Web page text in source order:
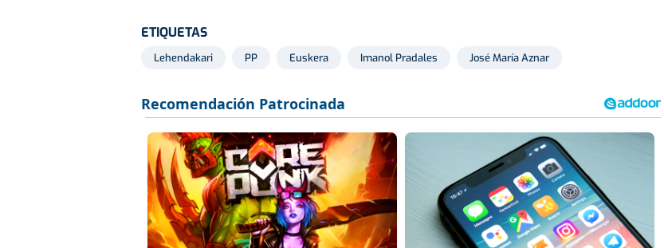
ETIQUETAS
Lehendakari PP Euskera Imanol Pradales José María Aznar